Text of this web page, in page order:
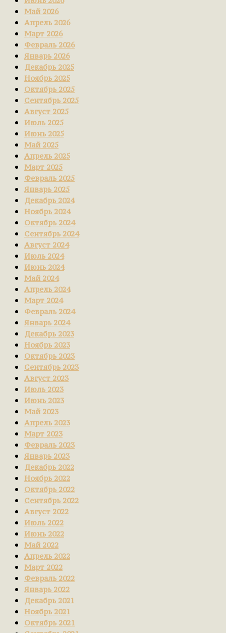
Май 2026
Апрель 2026
Март 2026
Февраль 2026
Январь 2026
Декабрь 2025
Ноябрь 2025
Октябрь 2025
Сентябрь 2025
Август 2025
Июль 2025
Июнь 2025
Май 2025
Апрель 2025
Март 2025
Февраль 2025
Январь 2025
Декабрь 2024
Ноябрь 2024
Октябрь 2024
Сентябрь 2024
Август 2024
Июль 2024
Июнь 2024
Май 2024
Апрель 2024
Март 2024
Февраль 2024
Январь 2024
Декабрь 2023
Ноябрь 2023
Октябрь 2023
Сентябрь 2023
Август 2023
Июль 2023
Июнь 2023
Май 2023
Апрель 2023
Март 2023
Февраль 2023
Январь 2023
Декабрь 2022
Ноябрь 2022
Октябрь 2022
Сентябрь 2022
Август 2022
Июль 2022
Июнь 2022
Май 2022
Апрель 2022
Март 2022
Февраль 2022
Январь 2022
Декабрь 2021
Ноябрь 2021
Октябрь 2021